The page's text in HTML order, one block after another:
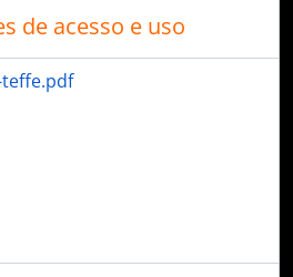
de acesso e uso